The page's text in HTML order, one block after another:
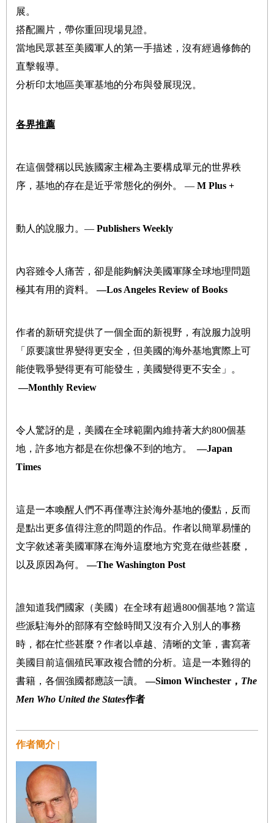
展。
搭配圖片，帶你重回現場見證。
當地民眾甚至美國軍人的第一手描述，沒有經過修飾的
直擊報導。
分析印太地區美軍基地的分布與發展現況。
各界推薦
在這個聲稱以民族國家主權為主要構成單元的世界秩
序，基地的存在是近乎常態化的例外。 ― M Plus +
動人的說服力。― Publishers Weekly
內容雖令人痛苦，卻是能夠解決美國軍隊全球地理問題
極其有用的資料。―Los Angeles Review of Books
作者的新研究提供了一個全面的新視野，有說服力說明
「原要讓世界變得更安全，但美國的海外基地實際上可
能使戰爭變得更有可能發生，美國變得更不安全」。
―Monthly Review
令人驚訝的是，美國在全球範圍內維持著大約800個基
地，許多地方都是在你想像不到的地方。―Japan
Times
這是一本喚醒人們不再僅專注於海外基地的優點，反而
是點出更多值得注意的問題的作品。作者以簡單易懂的
文字敘述著美國軍隊在海外這麼地方究竟在做些甚麼，
以及原因為何。―The Washington Post
誰知道我們國家（美國）在全球有超過800個基地？當這
些派駐海外的部隊有空餘時間又沒有介入別人的事務
時，都在忙些甚麼？作者以卓越、清晰的文筆，書寫著
美國目前這個殖民軍政複合體的分析。這是一本難得的
書籍，各個強國都應該一讀。―Simon Winchester， The
Men Who United the States作者
作者簡介 |